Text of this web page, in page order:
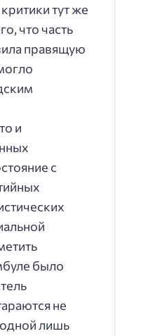
тут же
что часть
правящую
и
с
было
не
одной лишь